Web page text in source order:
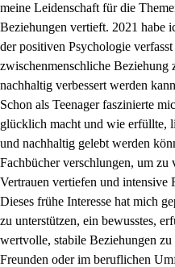
meine Leidenschaft für die
Beziehungen vertieft. 2021 habe
der positiven Psychologie
zwischenmenschliche Beziehung
nachhaltig verbessert werden
Schon als Teenager faszinierte
glücklich macht und wie erfüllte,
und nachhaltig gelebt werden
Fachbücherverschlungen, um zu
Vertrauen vertiefen und intensive
Dieses frühe Interesse hat mich
zu unterstützen, ein bewusstes,
wertvolle, stabile Beziehungen zu
Freunden oder im beruflichen